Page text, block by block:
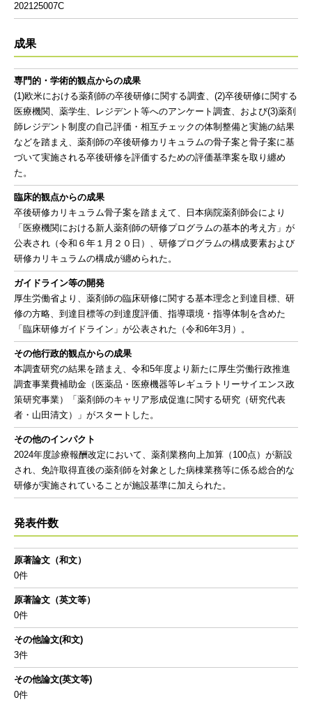
202125007C
成果
専門的・学術的観点からの成果
(1)欧米における薬剤師の卒後研修に関する調査、(2)卒後研修に関する
医療機関、薬学生、レジデント等へのアンケート調査、および(3)薬剤
師レジデント制度の自己評価・相互チェックの体制整備と実施の結果
などを踏まえ、薬剤師の卒後研修カリキュラムの骨子案と骨子案に基
づいて実施される卒後研修を評価するための評価基準案を取り纏め
た。
臨床的観点からの成果
卒後研修カリキュラム骨子案を踏まえて、日本病院薬剤師会により
「医療機関における新人薬剤師の研修プログラムの基本的考え方」が
公表され（令和６年１月２０日）、研修プログラムの構成要素および
研修カリキュラムの構成が纏められた。
ガイドライン等の開発
厚生労働省より、薬剤師の臨床研修に関する基本理念と到達目標、研
修の方略、到達目標等の到達度評価、指導環境・指導体制を含めた
「臨床研修ガイドライン」が公表された（令和6年3月）。
その他行政的観点からの成果
本調査研究の結果を踏まえ、令和5年度より新たに厚生労働行政推進
調査事業費補助金（医薬品・医療機器等レギュラトリーサイエンス政
策研究事業）「薬剤師のキャリア形成促進に関する研究（研究代表
者・山田清文）」がスタートした。
その他のインパクト
2024年度診療報酬改定において、薬剤業務向上加算（100点）が新設
され、免許取得直後の薬剤師を対象とした病棟業務等に係る総合的な
研修が実施されていることが施設基準に加えられた。
発表件数
原著論文（和文）
0件
原著論文（英文等）
0件
その他論文(和文)
3件
その他論文(英文等)
0件